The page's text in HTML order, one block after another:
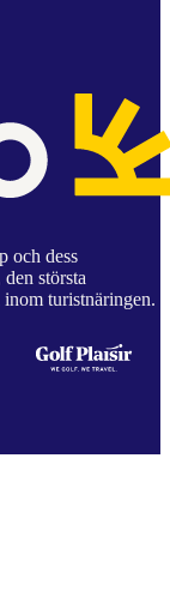
och dess
största
turistnäringen.